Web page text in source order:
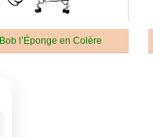
Bob l’Éponge en Colère